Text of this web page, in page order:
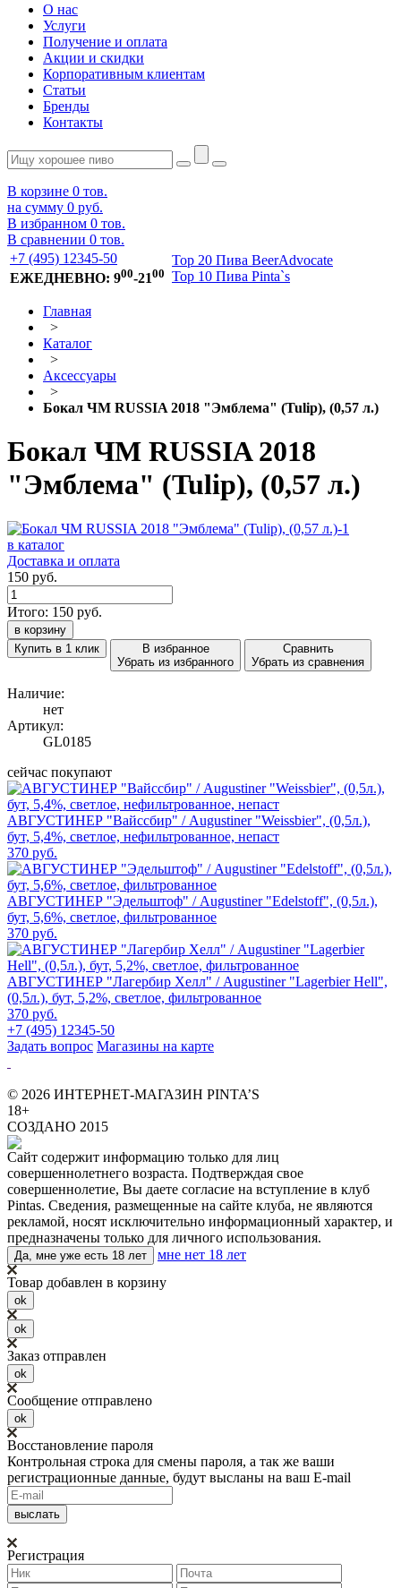
О нас
Услуги
Получение и оплата
Акции и скидки
Корпоративным клиентам
Статьи
Бренды
Контакты
В корзине 0 тов.
на сумму 0 руб.
В избранном 0 тов.
В сравнении 0 тов.
+7 (495) 12345-50
ЕЖЕДНЕВНО: 900-2100
Top 20 Пива BeerAdvocate
Top 10 Пива Pinta`s
Главная
>
Каталог
>
Аксессуары
>
Бокал ЧМ RUSSIA 2018 "Эмблема" (Tulip), (0,57 л.)
Бокал ЧМ RUSSIA 2018
"Эмблема" (Tulip), (0,57 л.)
в каталог
Доставка и оплата
150 руб.
Итого: 150 руб.
в корзину
Купить в 1 клик
В избранное
Убрать из избранного
Сравнить
Убрать из сравнения
Наличие:
нет
Артикул:
GL0185
сейчас покупают
АВГУСТИНЕР "Вайссбир" / Augustiner "Weissbier", (0,5л.),
бут, 5,4%, светлое, нефильтрованное, непаст
370 руб.
АВГУСТИНЕР "Эдельштоф" / Augustiner "Edelstoff", (0,5л.),
бут, 5,6%, светлое, фильтрованное
370 руб.
АВГУСТИНЕР "Лагербир Хелл" / Augustiner "Lagerbier Hell",
(0,5л.), бут, 5,2%, светлое, фильтрованное
370 руб.
+7 (495) 12345-50
Задать вопрос Магазины на карте
© 2026 ИНТЕРНЕТ-МАГАЗИН PINTA’S
18+
СОЗДАНО 2015
Сайт содержит информацию только для лиц
совершеннолетнего возраста. Подтверждая свое
совершеннолетие, Вы даете согласие на вступление в клуб
Pintas. Сведения, размещенные на сайте клуба, не являются
рекламой, носят исключительно информационный характер, и
предназначены только для личного использования.
Да, мне уже есть 18 лет
мне нет 18 лет
Товар добавлен в корзину
ok
ok
Заказ отправлен
ok
Сообщение отправлено
ok
Восстановление пароля
Контрольная строка для смены пароля, а так же ваши
регистрационные данные, будут высланы на ваш E-mail
Регистрация